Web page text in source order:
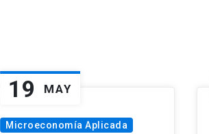
19 MAY
Microeconomía Aplicada